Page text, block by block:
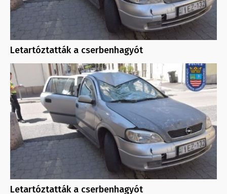
Letartóztatták a cserbenhagyót
Letartóztatták a cserbenhagyót